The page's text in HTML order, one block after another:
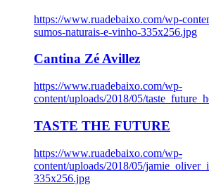
https://www.ruadebaixo.com/wp-
sumos-naturais-e-vinho-335x256.jpg
Cantina Zé Avillez
https://www.ruadebaixo.com/wp-
content/uploads/2018/05/
TASTE THE FUTURE
https://www.ruadebaixo.com/wp-
content/uploads/2018/05/
335x256.jpg